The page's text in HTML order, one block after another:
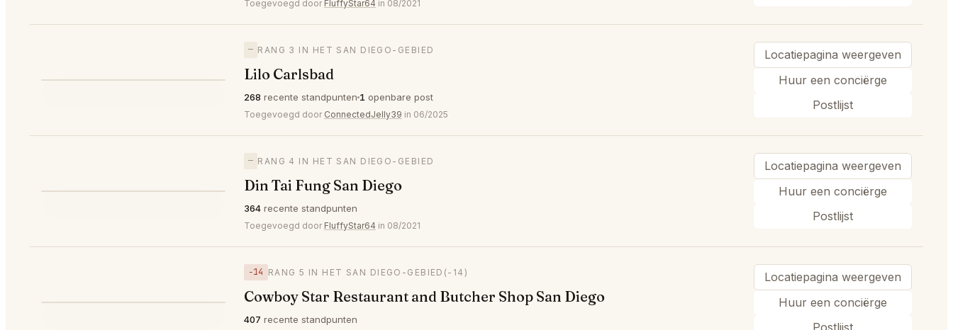
Toegevoegd door FluffyStar64 in 08/2021
— RANG 3 IN HET SAN DIEGO-GEBIED
Lilo Carlsbad
268 recente standpunten 1 openbare post
Toegevoegd door ConnectedJelly39 in 06/2025
Locatiepagina weergeven
Huur een conciërge
Postlijst
— RANG 4 IN HET SAN DIEGO-GEBIED
Din Tai Fung San Diego
364 recente standpunten
Toegevoegd door FluffyStar64 in 08/2021
Locatiepagina weergeven
Huur een conciërge
Postlijst
−14 RANG 5 IN HET SAN DIEGO-GEBIED (-14)
Cowboy Star Restaurant and Butcher Shop San Diego
407 recente standpunten
Locatiepagina weergeven
Huur een conciërge
Postlijst